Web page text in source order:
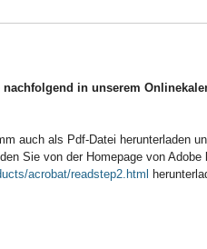
nachfolgend in unserem
auch als Pdf-Datei herunterladen
Sie von der Homepage von Adobe
acrobat/readstep2.html